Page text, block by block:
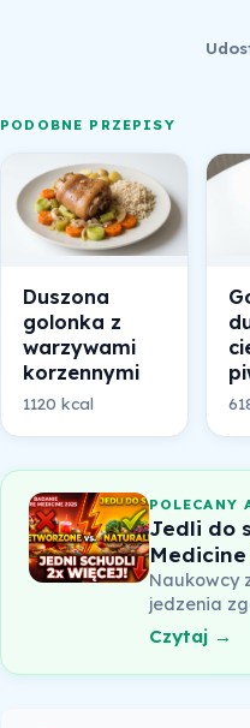
PODOBNE PRZEPISY
Duszona
golonka z
warzywami
korzennymi
1120 kcal
POLECANY
Jedli do
Medicine
Naukowcy
jedzenia
Czytaj →